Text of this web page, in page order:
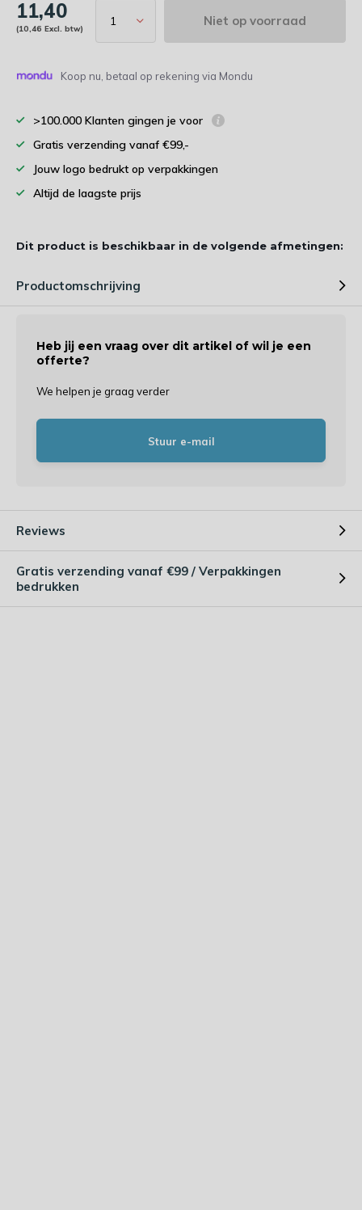
11,40
(10,46 Excl. btw)
Niet op voorraad
Koop nu, betaal op rekening via Mondu
>100.000 Klanten gingen je voor
Gratis verzending vanaf €99,-
Jouw logo bedrukt op verpakkingen
Altijd de laagste prijs
Dit product is beschikbaar in de volgende afmetingen:
Productomschrijving
Heb jij een vraag over dit artikel of wil je een
offerte?
We helpen je graag verder
Stuur e-mail
Reviews
Gratis verzending vanaf €99 / Verpakkingen
bedrukken